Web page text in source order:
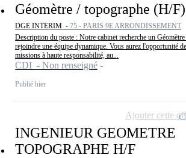
Géomètre / topographe (H/F)
DGE INTERIM - 75 - PARIS 9E ARRONDISSEMENT
Description du poste : Notre cabinet recherche un
rejoindre une équipe dynamique. Vous aurez l'opportunité
missions à haute responsabilité, au...
CDI - Non renseigné
Publié hier
INGENIEUR GEOMETRE
TOPOGRAPHE H/F
Ajouter cette